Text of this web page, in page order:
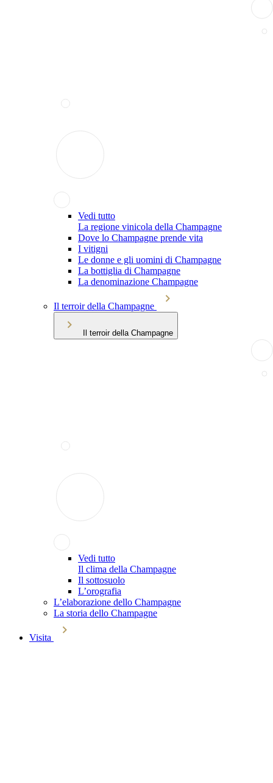
Vedi tutto
La regione vinicola della Champagne
Dove lo Champagne prende vita
I vitigni
Le donne e gli uomini di Champagne
La bottiglia di Champagne
La denominazione Champagne
Il terroir della Champagne
Il terroir della Champagne
Vedi tutto
Il clima della Champagne
Il sottosuolo
L’orografia
L’elaborazione dello Champagne
La storia dello Champagne
Visita